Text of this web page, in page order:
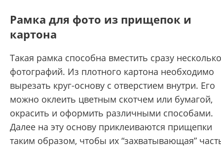
Рамка для фото из прищепок и
картона
Такая рамка способна вместить сразу несколько
фотографий. Из плотного картона необходимо
вырезать круг-основу с отверстием внутри. Его
можно оклеить цветным скотчем или бумагой,
окрасить и оформить различными способами.
Далее на эту основу приклеиваются прищепки
таким образом, чтобы их “захватывающая”